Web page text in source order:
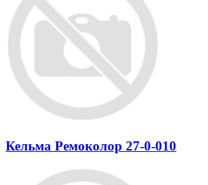
Кельма Ремоколор 27-0-010